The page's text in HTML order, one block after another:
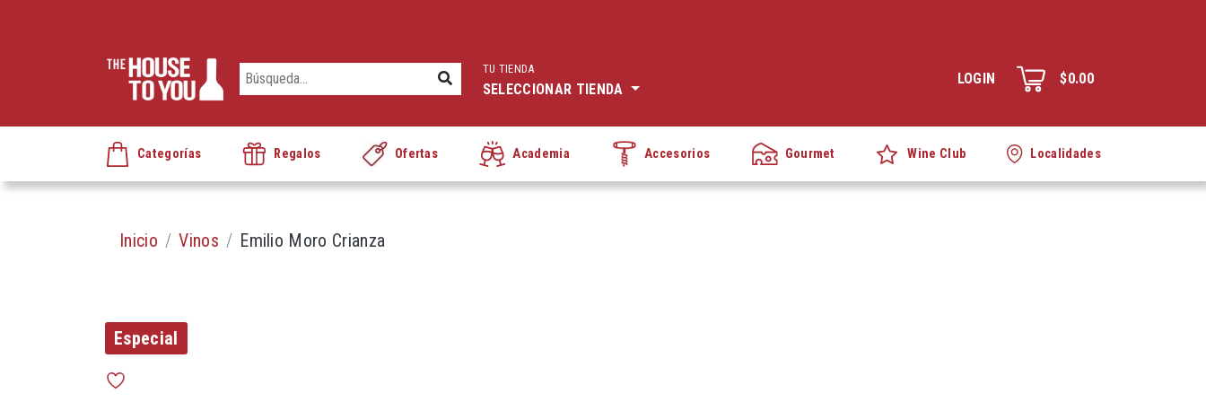
TU TIENDA
SELECCIONAR TIENDA
LOGIN $0.00
Categorías Regalos Ofertas Academia Accesorios Gourmet Wine Club Localidades
Inicio Vinos Emilio Moro Crianza
Especial